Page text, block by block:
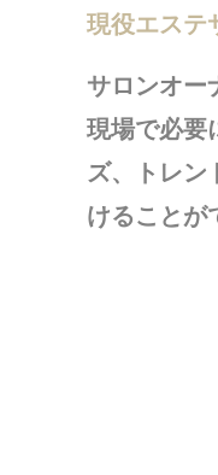
現役エステ
サロンオー
現場で必要
ズ、トレン
けることが